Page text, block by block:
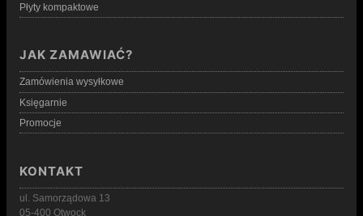
Płyty kompaktowe
JAK ZAMAWIAĆ?
Zamówienia wysyłkowe
Księgarnie
Promocje
KONTAKT
ul. Samorządowa 13
05-400 Otwock